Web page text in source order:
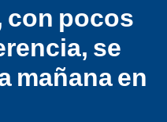
con pocos
se
mañana en